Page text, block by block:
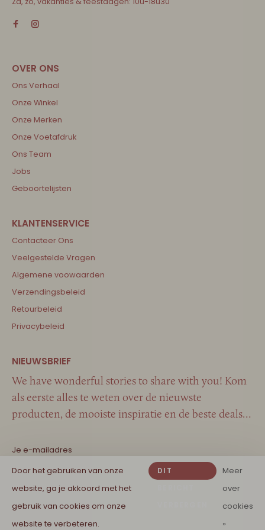
Ons Verhaal
Onze Winkel
Onze Merken
Onze Voetafdruk
Ons Team
Jobs
Geboortelijsten
Contacteer Ons
Veelgestelde Vragen
Algemene voowaarden
Verzendingsbeleid
Retourbeleid
Privacybeleid
We have wonderful stories to share with you! Kom
als eerste alles te weten over de nieuwste
producten, de mooiste inspiratie en de beste deals…
Door het gebruiken van onze
website, ga je akkoord met het
gebruik van cookies om onze
website te verbeteren.
DIT
Meer
over
cookies
»